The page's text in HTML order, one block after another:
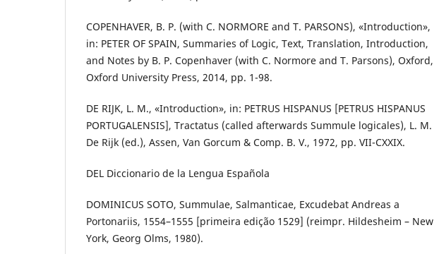
COPENHAVER, B. P. (with C. NORMORE and T. PARSONS), «Introduction»,
in: PETER OF SPAIN, Summaries of Logic, Text, Translation, Introduction,
and Notes by B. P. Copenhaver (with C. Normore and T. Parsons), Oxford,
Oxford University Press, 2014, pp. 1-98.
DE RIJK, L. M., «Introduction», in: PETRUS HISPANUS [PETRUS HISPANUS
PORTUGALENSIS], Tractatus (called afterwards Summule logicales), L. M.
De Rijk (ed.), Assen, Van Gorcum & Comp. B. V., 1972, pp. VII-CXXIX.
DEL Diccionario de la Lengua Española
DOMINICUS SOTO, Summulae, Salmanticae, Excudebat Andreas a
Portonariis, 1554–1555 [primeira edição 1529] (reimpr. Hildesheim – New
York, Georg Olms, 1980).